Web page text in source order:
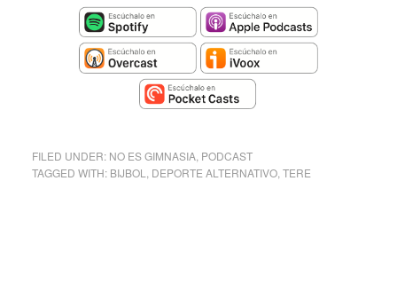
FILED UNDER: NO ES GIMNASIA, PODCAST
TAGGED WITH: BIJBOL DEPORTE ALTERNATIVO, TERE